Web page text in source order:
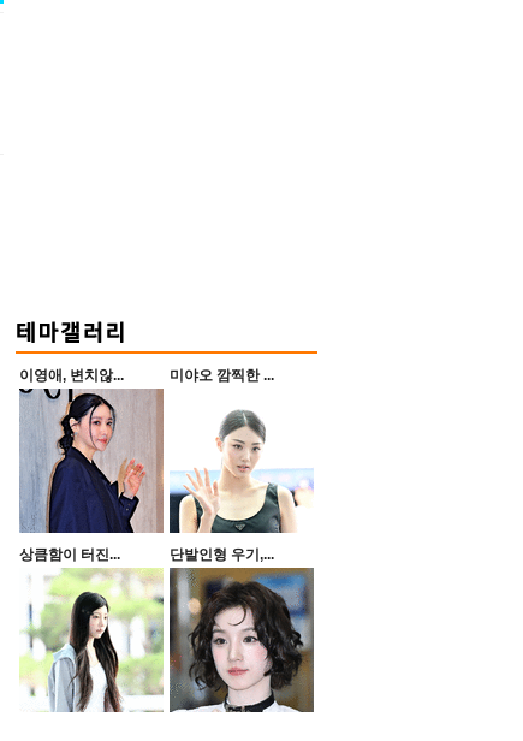
이영애, 변치않... 미야오 깜찍한 ...
상큼함이 터진... 단발인형 우기,...